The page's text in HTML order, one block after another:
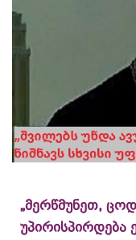
„მერწმუნეთ,
უპირისპირდება